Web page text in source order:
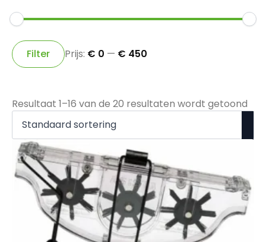
Min.
prijs
Max.
prijsFilter Prijs: € 0 — € 450
Resultaat 1–16 van de 20 resultaten wordt getoond